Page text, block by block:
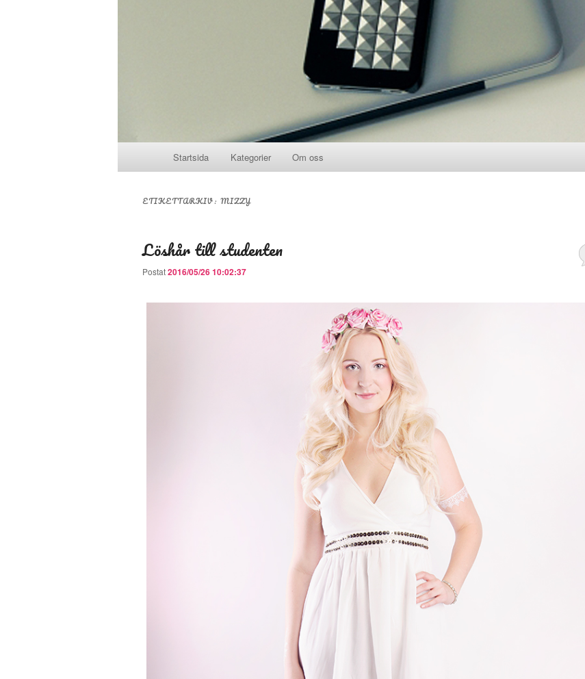
Hoppa till huvudinnehåll
Hoppa till sekundärt innehåll
Startsida Kategorier Om oss
ETIKETTARKIV: MIZZY
Löshår till studenten
Postat2016/05/26 10:02:37